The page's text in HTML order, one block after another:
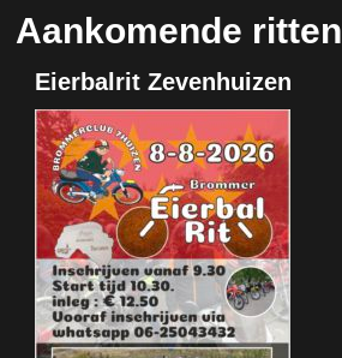
Aankomende ritten
Eierbalrit Zevenhuizen